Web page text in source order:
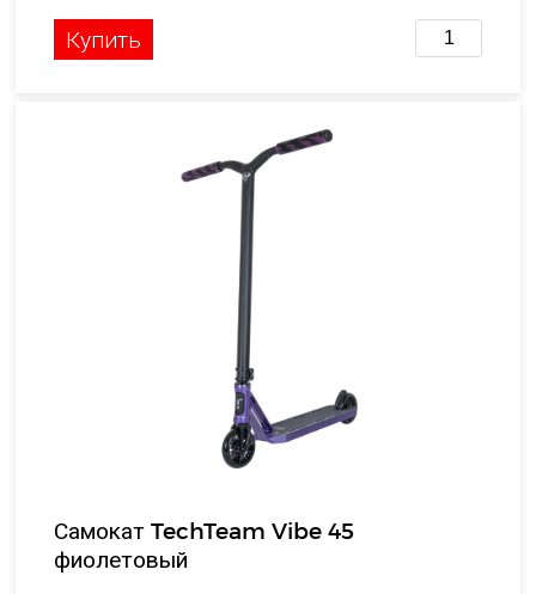
Купить
Самокат TechTeam Vibe 45
фиолетовый